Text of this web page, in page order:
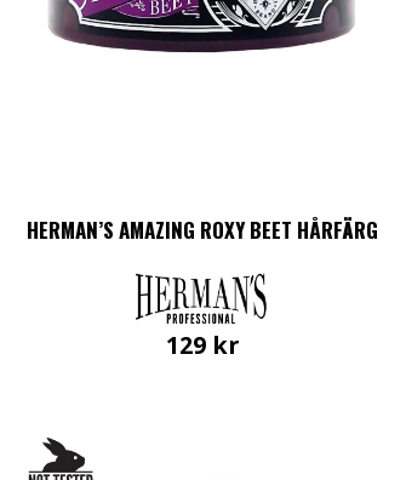
HERMAN’S AMAZING ROXY BEET HÅRFÄRG
129 kr